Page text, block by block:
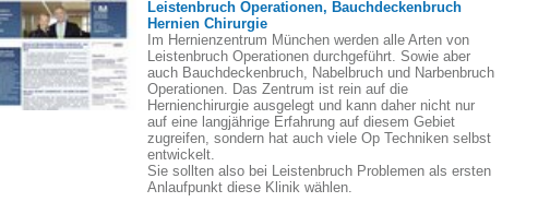
Leistenbruch Operationen, Bauchdeckenbruch
Hernien Chirurgie
Im Hernienzentrum München werden alle Arten von
Leistenbruch Operationen durchgeführt. Sowie aber
auch Bauchdeckenbruch, Nabelbruch und Narbenbruch
Operationen. Das Zentrum ist rein auf die
Hernienchirurgie ausgelegt und kann daher nicht nur
auf eine langjährige Erfahrung auf diesem Gebiet
zugreifen, sondern hat auch viele Op Techniken selbst
entwickelt.
Sie sollten also bei Leistenbruch Problemen als ersten
Anlaufpunkt diese Klinik wählen.